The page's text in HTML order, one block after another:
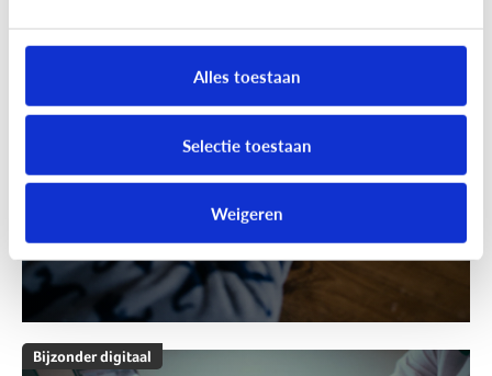
Alles toestaan
Selectie toestaan
Weigeren
Mijn kind heeft moeite met
schrijven en spelling. Welke apps
of toepassingen kunnen helpen?
Bijzonder digitaal